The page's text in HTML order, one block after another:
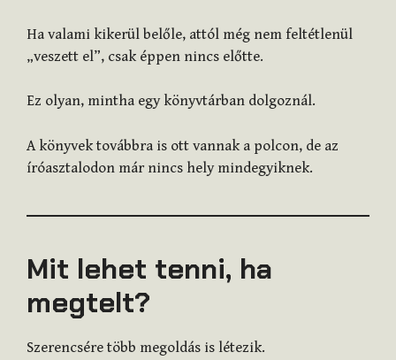
Ha valami kikerül belőle, attól még nem feltétlenül
„veszett el”, csak éppen nincs előtte.
Ez olyan, mintha egy könyvtárban dolgoznál.
A könyvek továbbra is ott vannak a polcon, de az
íróasztalodon már nincs hely mindegyiknek.
Mit lehet tenni, ha
megtelt?
Szerencsére több megoldás is létezik.